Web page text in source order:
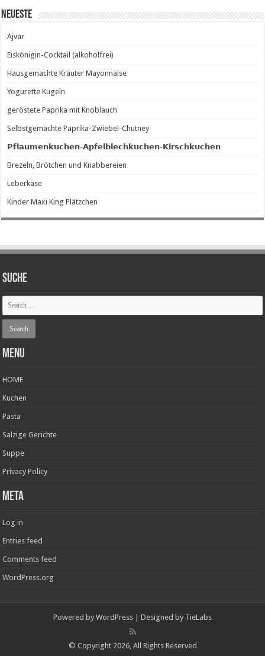
Neueste
Ajvar
Eiskönigin-Cocktail (alkoholfrei)
Hausgemachte Kräuter Mayonnaise
Yogurette Kugeln
geröstete Paprika mit Knoblauch
Selbstgemachte Paprika-Zwiebel-Chutney
𝗣𝗳𝗹𝗮𝘂𝗺𝗲𝗻𝗸𝘂𝗰𝗵𝗲𝗻-𝗔𝗽𝗳𝗲𝗹𝗯𝗹𝗲𝗰𝗵𝗸𝘂𝗰𝗵𝗲𝗻-𝗞𝗶𝗿𝘀𝗰𝗵𝗸𝘂𝗰𝗵𝗲𝗻
Brezeln, Brötchen und Knabbereien
Leberkäse
Kinder Maxi King Plätzchen
SUCHE
Menu
HOME
Kuchen
Pasta
Salzige Gerichte
Suppe
Privacy Policy
Meta
Log in
Entries feed
Comments feed
WordPress.org
Powered by WordPress | Designed by TieLabs
© Copyright 2026, All Rights Reserved